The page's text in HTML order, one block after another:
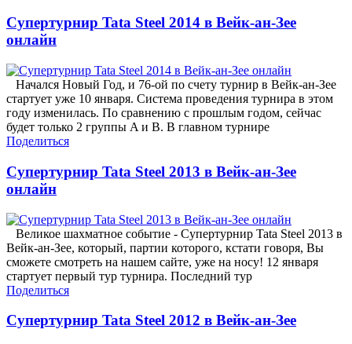
Супертурнир Tata Steel 2014 в Вейк-ан-Зее
онлайн
Начался Новый Год, и 76-ой по счету турнир в Вейк-ан-Зее
стартует уже 10 января. Система проведения турнира в этом
году изменилась. По сравнению с прошлым годом, сейчас
будет только 2 группы A и B. В главном турнире
Поделиться
Супертурнир Tata Steel 2013 в Вейк-ан-Зее
онлайн
Великое шахматное событие - Супертурнир Tata Steel 2013 в
Вейк-ан-Зее, который, партии которого, кстати говоря, Вы
сможете смотреть на нашем сайте, уже на носу! 12 января
стартует первый тур турнира. Последний тур
Поделиться
Супертурнир Tata Steel 2012 в Вейк-ан-Зее